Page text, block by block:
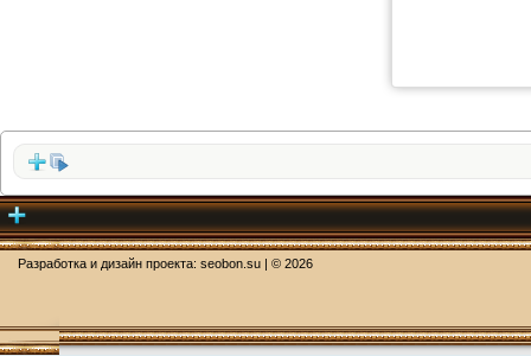
Разработка и дизайн проекта: seobon.su | © 2026